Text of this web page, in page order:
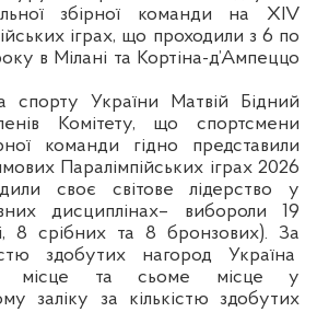
збірної команди на XІV
іграх, що проходили з 6 по
в Мілані та Кортіна-д’Ампеццо
спорту України Матвій Бідний
Комітету, що спортсмени
команди гідно представили
Паралімпійських іграх 2026
своє світове лідерство у
дисциплінах– вибороли 19
8 срібних та 8 бронзових). За
здобутих нагород Україна
місце та сьоме місце у
заліку за кількістю здобутих